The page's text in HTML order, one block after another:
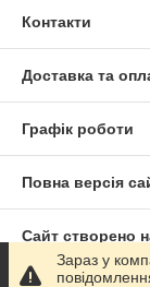
Контакти
Доставка та
Графік роботи
Повна версія
Сайт створено
Зараз у